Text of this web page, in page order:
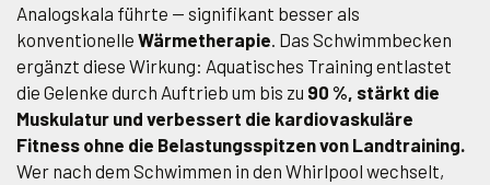
Analogskala führte — signifikant besser als
konventionelle Wärmetherapie. Das Schwimmbecken
ergänzt diese Wirkung: Aquatisches Training entlastet
die Gelenke durch Auftrieb um bis zu 90 %, stärkt die
Muskulatur und verbessert die kardiovaskuläre
Fitness ohne die Belastungsspitzen von Landtraining.
Wer nach dem Schwimmen in den Whirlpool wechselt,